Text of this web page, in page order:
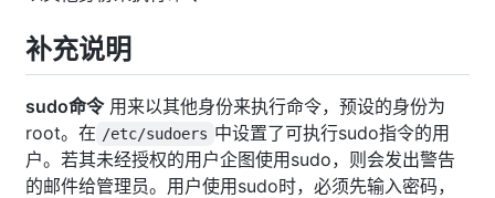
补充说明
sudo命令用来以其他身份来执行命令，预设的身份为
root。在 /etc/sudoers 中设置了可执行sudo指令的用
户。若其未经授权的用户企图使用sudo，则会发出警告
的邮件给管理员。用户使用sudo时，必须先输入密码，